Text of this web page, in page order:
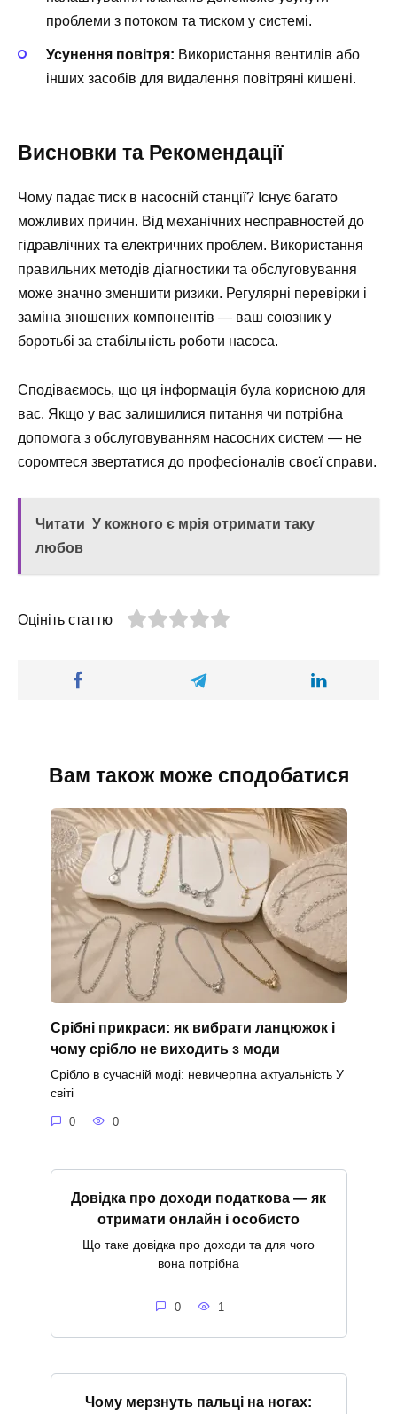
проблеми з потоком та тиском у системі.
Усунення повітря: Використання вентилів або
інших засобів для видалення повітряні кишені.
Висновки та Рекомендації
Чому падає тиск в насосній станції? Існує багато
можливих причин. Від механічних несправностей до
гідравлічних та електричних проблем. Використання
правильних методів діагностики та обслуговування
може значно зменшити ризики. Регулярні перевірки і
заміна зношених компонентів — ваш союзник у
боротьбі за стабільність роботи насоса.
Сподіваємось, що ця інформація була корисною для
вас. Якщо у вас залишилися питання чи потрібна
допомога з обслуговуванням насосних систем — не
соромтеся звертатися до професіоналів своєї справи.
Читати У кожного є мрія отримати таку
любов
Оцініть статтю
Вам також може сподобатися
Срібні прикраси: як вибрати ланцюжок і
чому срібло не виходить з моди
Срібло в сучасній моді: невичерпна актуальність У
світі
0 0
Довідка про доходи податкова — як
отримати онлайн і особисто
Що таке довідка про доходи та для чого
вона потрібна
0 1
Чому мерзнуть пальці на ногах: